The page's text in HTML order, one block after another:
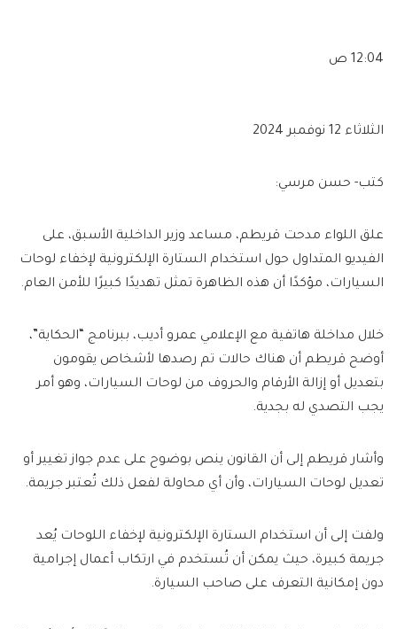
12:04 ص
الثلاثاء 12 نوفمبر 2024
كتب- حسن مرسي:
علق اللواء مدحت قريطم، مساعد وزير الداخلية الأسبق، على
الفيديو المتداول حول استخدام الستارة الإلكترونية لإخفاء لوحات
السيارات، مؤكدًا أن هذه الظاهرة تمثل تهديدًا كبيرًا للأمن العام.
خلال مداخلة هاتفية مع الإعلامي عمرو أديب، ببرنامج “الحكاية”،
أوضح قريطم أن هناك حالات تم رصدها لأشخاص يقومون
بتعديل أو إزالة الأرقام والحروف من لوحات السيارات، وهو أمر
يجب التصدي له بجدية.
وأشار قريطم إلى أن القانون ينص بوضوح على عدم جواز تغيير أو
تعديل لوحات السيارات، وأن أي محاولة لفعل ذلك تُعتبر جريمة.
ولفت إلى أن استخدام الستارة الإلكترونية لإخفاء اللوحات يُعد
جريمة كبيرة، حيث يمكن أن تُستخدم في ارتكاب أعمال إجرامية
دون إمكانية التعرف على صاحب السيارة.